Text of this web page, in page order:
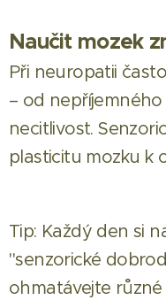
Naučit mozek
Při neuropatii
– od
necitlivost.
plasticitu mozku k
Tip: Každý den si
"senzorické
ohmatávejte